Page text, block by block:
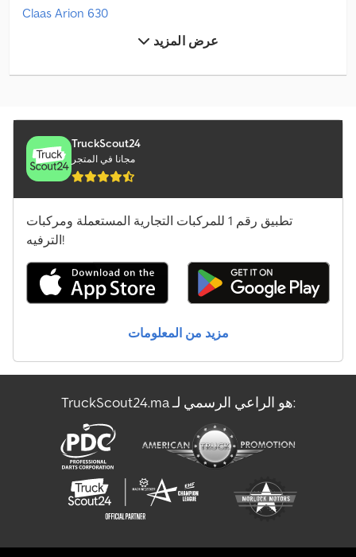
Claas Arion 630
Claas Axion 850
Claas Fl 120
Claas Lexion 5400
Claas Lexion 7500
Claas Liner 1800 Twin
Claas Liner 2900
Claas Orbis 900
Claas Rollant 454 Rc Uniwrap
Claas Rollant 540 Rc
Claas Rollant 540 Rc Comfort
عرض المزيد
TruckScout24
مجانا في المتجر
تطبيق رقم 1 للمركبات التجارية المستعملة ومركبات
الترفيه!
مزيد من المعلومات
TruckScout24.ma هو الراعي الرسمي لـ: